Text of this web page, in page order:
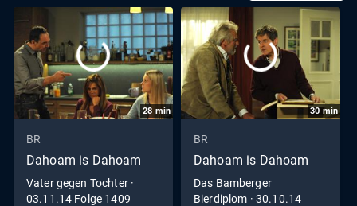
28 min
BR
Dahoam is Dahoam
Vater gegen Tochter ·
03.11.14 Folge 1409
30 min
BR
Dahoam is Dahoam
Das Bamberger
Bierdiplom · 30.10.14